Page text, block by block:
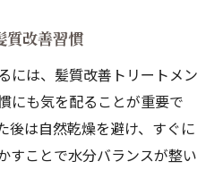
質改善習慣
には、髪質改善トリートメン
にも気を配ることが重要で
後は自然乾燥を避け、すぐに
すことで水分バランスが整い